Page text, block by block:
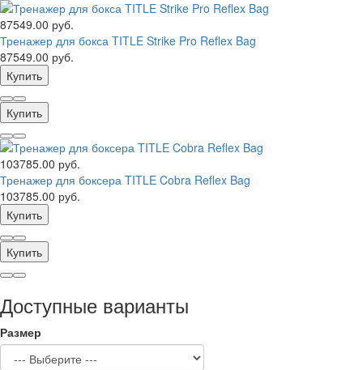
87549.00 руб.
Тренажер для бокса TITLE Strike Pro Reflex Bag
87549.00 руб.
Купить
Купить
103785.00 руб.
Тренажер для боксера TITLE Cobra Reflex Bag
103785.00 руб.
Купить
Купить
Доступные варианты
Размер